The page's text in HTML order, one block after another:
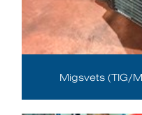
Migsvets (TIG/